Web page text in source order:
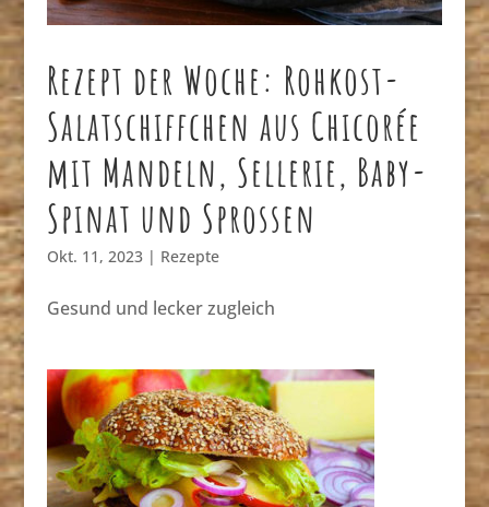
Rezept der Woche: Rohkost-
Salatschiffchen aus Chicorée
mit Mandeln, Sellerie, Baby-
Spinat und Sprossen
Okt. 11, 2023| Rezepte
Gesund und lecker zugleich